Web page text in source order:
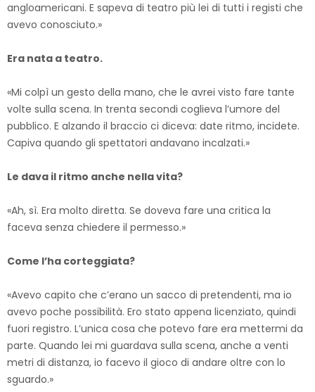
angloamericani. E sapeva di teatro più lei di tutti i registi che
avevo conosciuto.»
Era nata a teatro.
«Mi colpì un gesto della mano, che le avrei visto fare tante
volte sulla scena. In trenta secondi coglieva l’umore del
pubblico. E alzando il braccio ci diceva: date ritmo, incidete.
Capiva quando gli spettatori andavano incalzati.»
Le dava il ritmo anche nella vita?
«Ah, sì. Era molto diretta. Se doveva fare una critica la
faceva senza chiedere il permesso.»
Come l’ha corteggiata?
«Avevo capito che c’erano un sacco di pretendenti, ma io
avevo poche possibilità. Ero stato appena licenziato, quindi
fuori registro. L’unica cosa che potevo fare era mettermi da
parte. Quando lei mi guardava sulla scena, anche a venti
metri di distanza, io facevo il gioco di andare oltre con lo
sguardo.»